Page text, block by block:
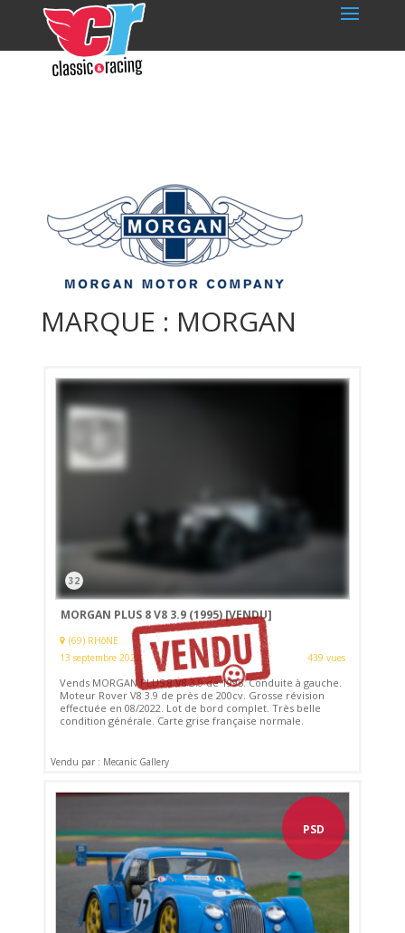
MARQUE : MORGAN
32
MORGAN PLUS 8 V8 3.9 (1995) [VENDU]
(69) RHôNE
13 septembre 2022
439 vues
Vends MORGAN PLUS 8 V8 3.9 de 1995. Conduite à gauche.
Moteur Rover V8 3.9 de près de 200cv. Grosse révision
effectuée en 08/2022. Lot de bord complet. Très belle
condition générale. Carte grise française normale.
Vendu par : Mecanic Gallery
PSD